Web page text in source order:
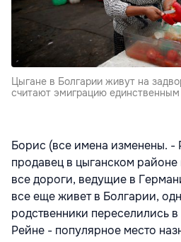
Цыгане в Болгарии живут на
считают эмиграцию
Борис (все имена изменены. -
продавец в цыганском районе
все дороги, ведущие в
все еще живет в Болгарии,
родственники переселились
Рейне - популярное место